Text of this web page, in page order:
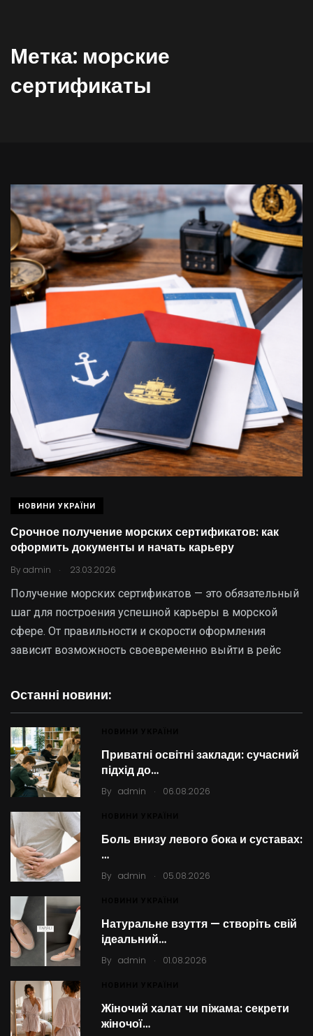
Метка: морские
сертификаты
НОВИНИ УКРАЇНИ
Срочное получение морских сертификатов: как
оформить документы и начать карьеру
By admin . 23.03.2026
Получение морских сертификатов — это обязательный
шаг для построения успешной карьеры в морской
сфере. От правильности и скорости оформления
зависит возможность своевременно выйти в рейс
Останні новини:
Приватні освітні заклади: сучасний
підхід до…
By admin . 06.08.2026
Боль внизу левого бока и суставах:
…
By admin . 05.08.2026
Натуральне взуття — створіть свій
ідеальний…
By admin . 01.08.2026
Жіночий халат чи піжама: секрети
жіночої…